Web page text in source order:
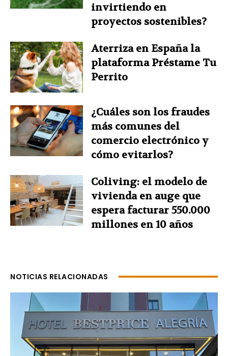
invirtiendo en
proyectos sostenibles?
Aterriza en España la
plataforma Préstame Tu
Perrito
¿Cuáles son los fraudes
más comunes del
comercio electrónico y
cómo evitarlos?
Coliving: el modelo de
vivienda en auge que
espera facturar 550.000
millones en 10 años
NOTICIAS RELACIONADAS